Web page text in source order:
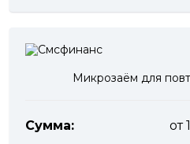
Микрозаём для
Сумма:
от